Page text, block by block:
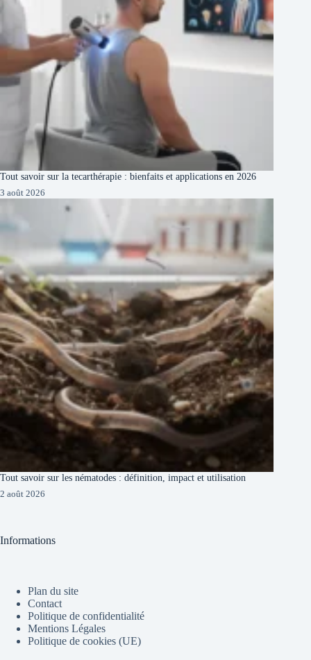
Tout savoir sur la tecarthérapie : bienfaits et applications en 2026
3 août 2026
Tout savoir sur les nématodes : définition, impact et utilisation
2 août 2026
Informations
Plan du site
Contact
Politique de confidentialité
Mentions Légales
Politique de cookies (UE)